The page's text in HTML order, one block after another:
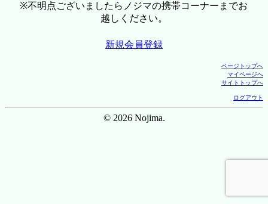
※不明点ございましたらノジマの携帯コーナーまでお
越しください。
新規会員登録
ページトップへ
マイページへ
サイトトップへ
ログアウト
© 2026 Nojima.